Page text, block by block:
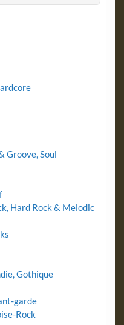
Groove, Soul
Hard Rock & Melodic
Gothique
garde
Rock